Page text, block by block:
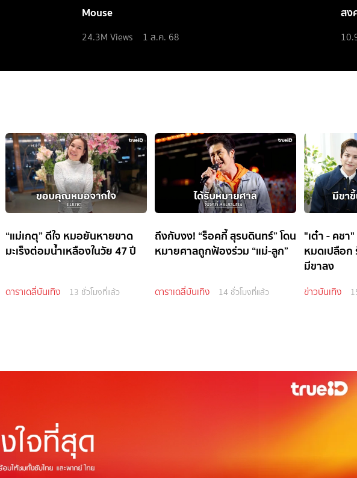
Mouse
24.3M Views 1 ส.ค. 68
สง
“แม่เกตุ” ดีใจ หมอยันหายขาด
มะเร็งต่อมน้ำเหลืองในวัย 47 ปี
ดาราเดลี่บันเทิง 13 ชั่วโมงที่แล้ว
ถึงกับงง! “ร็อคกี้ สุรบดินทร์” โดน
หมายศาลถูกฟ้องร่วม “แม่-ลูก”
ดาราเดลี่บันเทิง 14 ชั่วโมงที่แล้ว
"เต๋า - คชา
หมดเปลือ
มีขาลง
ข่าวบันเทิง